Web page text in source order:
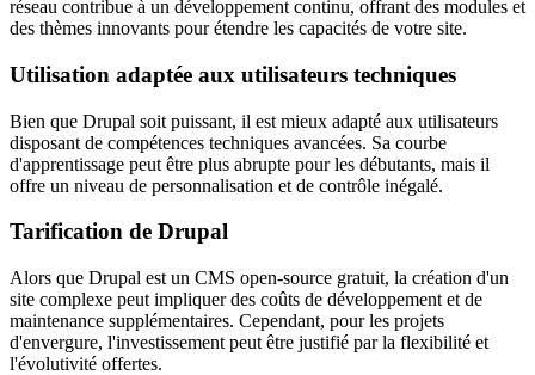
réseau contribue à un développement continu, offrant des modules et
des thèmes innovants pour étendre les capacités de votre site.
Utilisation adaptée aux utilisateurs techniques
Bien que Drupal soit puissant, il est mieux adapté aux utilisateurs
disposant de compétences techniques avancées. Sa courbe
d'apprentissage peut être plus abrupte pour les débutants, mais il
offre un niveau de personnalisation et de contrôle inégalé.
Tarification de Drupal
Alors que Drupal est un CMS open-source gratuit, la création d'un
site complexe peut impliquer des coûts de développement et de
maintenance supplémentaires. Cependant, pour les projets
d'envergure, l'investissement peut être justifié par la flexibilité et
l'évolutivité offertes.